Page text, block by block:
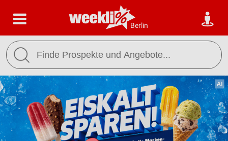
Berlin